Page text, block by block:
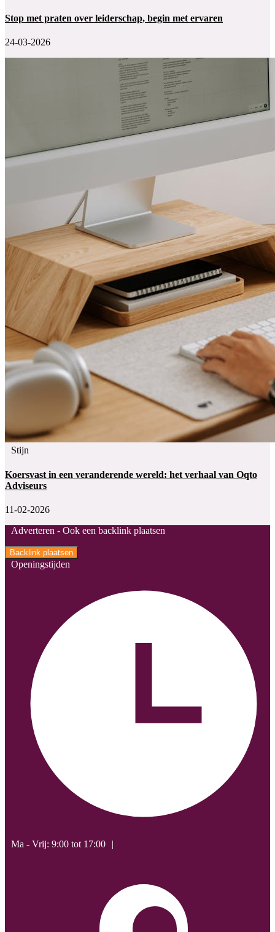
Stop met praten over leiderschap, begin met ervaren
24-03-2026
Stijn
Koersvast in een veranderende wereld: het verhaal van Oqto
Adviseurs
11-02-2026
Adverteren - Ook een backlink plaatsen
Backlink plaatsen
Openingstijden
Ma - Vrij: 9:00 tot 17:00 |